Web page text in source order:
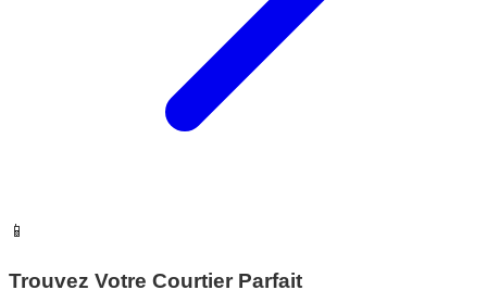
📱
Trouvez Votre Courtier Parfait